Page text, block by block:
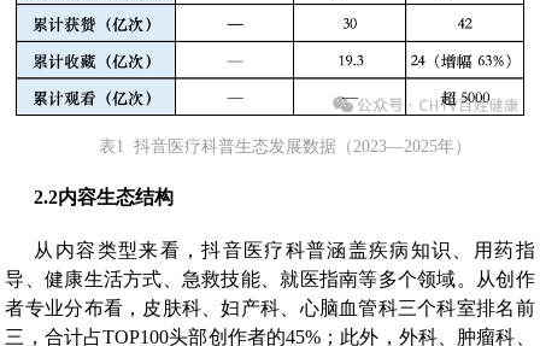
表1 抖音医疗科普生态发展数据（2023—2025年）
2.2内容生态结构
从内容类型来看，抖音医疗科普涵盖疾病知识、用药指
导、健康生活方式、急救技能、就医指南等多个领域。从创作
者专业分布看，皮肤科、妇产科、心脑血管科三个科室排名前
三，合计占TOP100头部创作者的45%；此外，外科、肿瘤科、